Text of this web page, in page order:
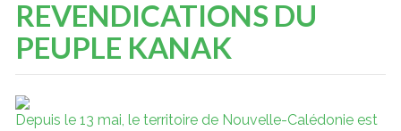
REVENDICATIONS DU
PEUPLE KANAK
Depuis le 13 mai, le territoire de Nouvelle-Calédonie est